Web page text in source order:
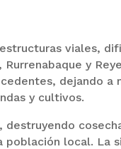
viales,
y
dejando a
y cultivos.
destruyendo
local. La